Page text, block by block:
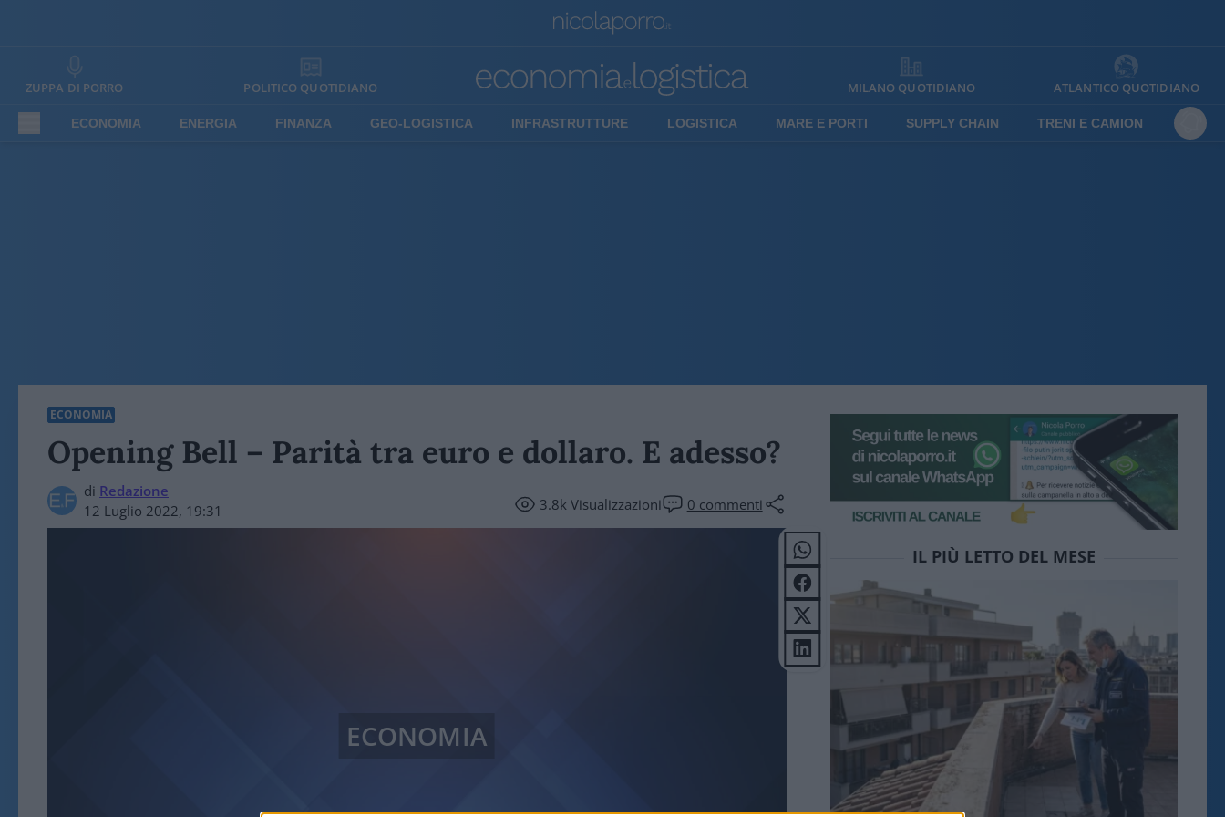
ZUPPA DI PORRO POLITICO QUOTIDIANO MILANO QUOTIDIANO ATLANTICO QUOTIDIANO
ECONOMIA ENERGIA FINANZA GEO-LOGISTICA INFRASTRUTTURE LOGISTICA MARE E PORTI SUPPLY CHAIN TRENI E CAMION
ECONOMIA
Opening Bell – Parità tra euro e dollaro. E adesso?
di Redazione
12 Luglio 2022, 19:31
3.8kVisualizzazioni 0 commenti
ECONOMIA
IL PIÙ LETTO DEL MESE